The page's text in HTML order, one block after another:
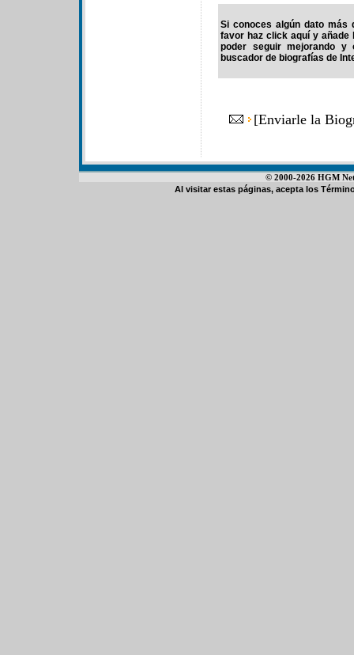
Si conoces algún dato más
favor haz click aquí y
poder seguir mejorando y
buscador de biografías de
[Enviarle la
© 2000-2026 HGM
Al visitar estas páginas, acepta los